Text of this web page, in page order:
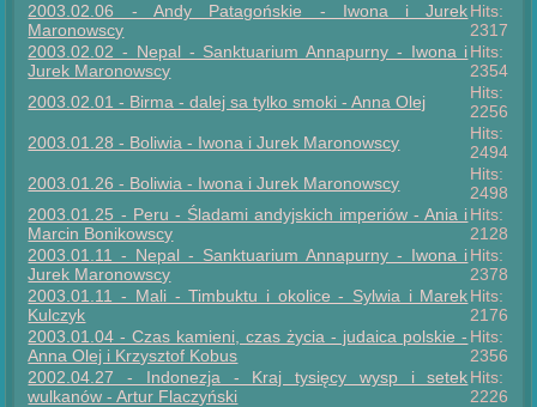
2003.02.06 - Andy Patagońskie - Iwona i Jurek
Maronowscy
Hits:
2317
2003.02.02 - Nepal - Sanktuarium Annapurny - Iwona i
Jurek Maronowscy
Hits:
2354
2003.02.01 - Birma - dalej sa tylko smoki - Anna Olej
Hits:
2256
2003.01.28 - Boliwia - Iwona i Jurek Maronowscy
Hits:
2494
2003.01.26 - Boliwia - Iwona i Jurek Maronowscy
Hits:
2498
2003.01.25 - Peru - Śladami andyjskich imperiów - Ania i
Marcin Bonikowscy
Hits:
2128
2003.01.11 - Nepal - Sanktuarium Annapurny - Iwona i
Jurek Maronowscy
Hits:
2378
2003.01.11 - Mali - Timbuktu i okolice - Sylwia i Marek
Kulczyk
Hits:
2176
2003.01.04 - Czas kamieni, czas życia - judaica polskie -
Anna Olej i Krzysztof Kobus
Hits:
2356
2002.04.27 - Indonezja - Kraj tysięcy wysp i setek
wulkanów - Artur Flaczyński
Hits:
2226